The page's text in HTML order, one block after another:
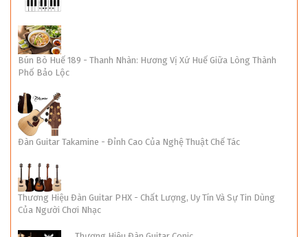
Bún Bò Huế 189 - Thanh Nhàn: Hương Vị Xứ Huế Giữa Lòng Thành
Phố Bảo Lộc
Đàn Guitar Takamine - Đỉnh Cao Của Nghệ Thuật Chế Tác
Thương Hiệu Đàn Guitar PHX - Chất Lượng, Uy Tín Và Sự Tin Dùng
Của Người Chơi Nhạc